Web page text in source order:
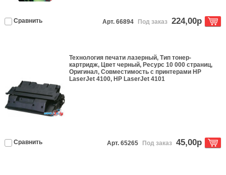
Сравнить Арт. 66894 Под заказ 224,00р
Технология печатилазерный, Типтонер-
картридж, Цветчерный, Ресурс10 000 страниц,
Оригинал, Совместимость с принтерами HP
LaserJet 4100, HP LaserJet 4101
Сравнить Арт. 65265 Под заказ 45,00р